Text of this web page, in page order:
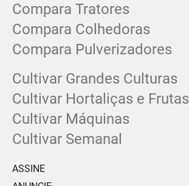
Compara Tratores
Compara Colhedoras
Compara Pulverizadores
Cultivar Grandes Culturas
Cultivar Hortaliças e Frutas
Cultivar Máquinas
Cultivar Semanal
ASSINE